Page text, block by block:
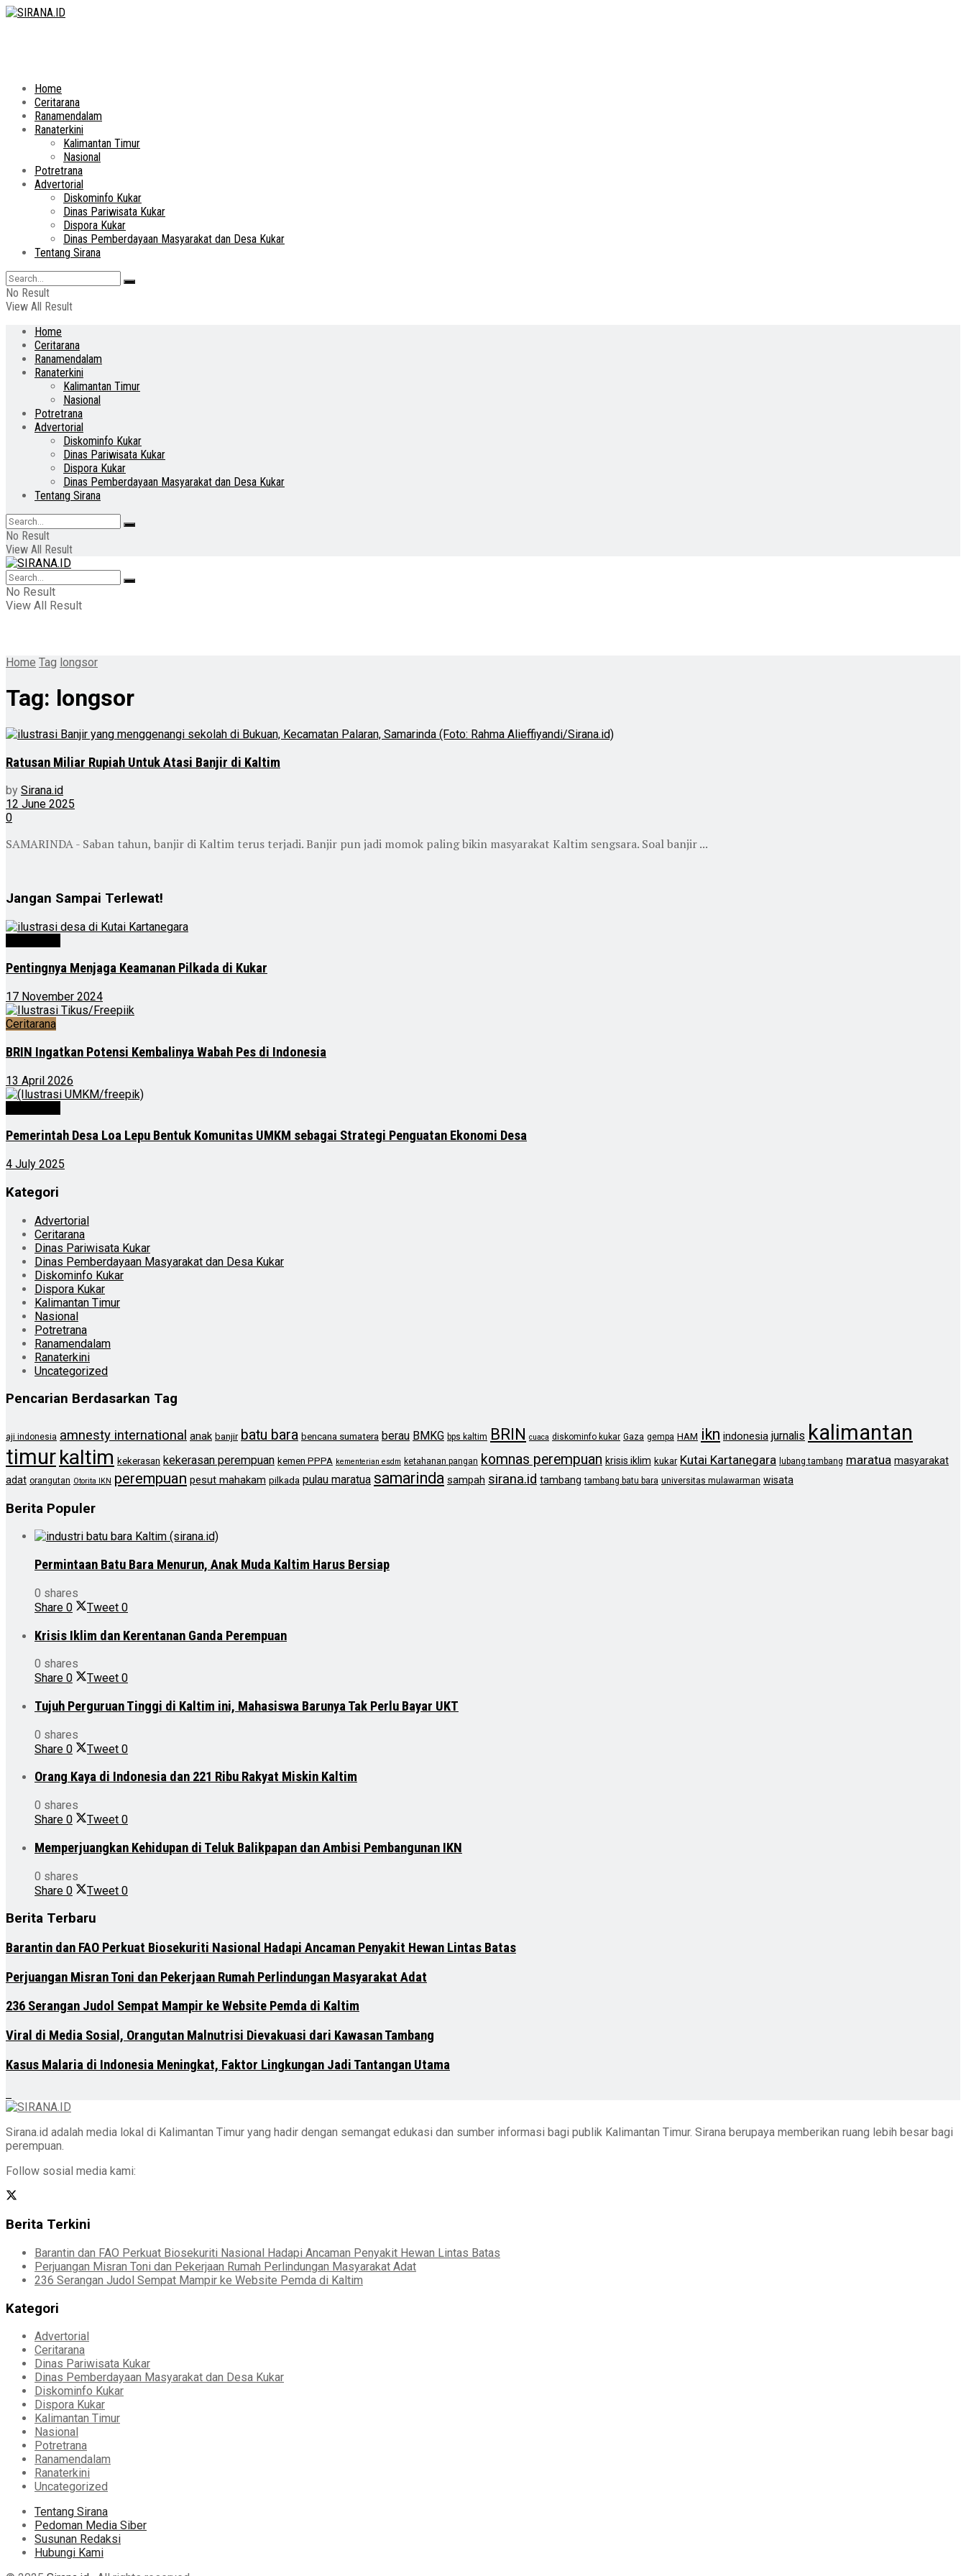
Home
Ceritarana
Ranamendalam
Ranaterkini
Kalimantan Timur
Nasional
Potretrana
Advertorial
Diskominfo Kukar
Dinas Pariwisata Kukar
Dispora Kukar
Dinas Pemberdayaan Masyarakat dan Desa Kukar
Tentang Sirana
No Result
View All Result
Home
Ceritarana
Ranamendalam
Ranaterkini
Kalimantan Timur
Nasional
Potretrana
Advertorial
Diskominfo Kukar
Dinas Pariwisata Kukar
Dispora Kukar
Dinas Pemberdayaan Masyarakat dan Desa Kukar
Tentang Sirana
No Result
View All Result
No Result
View All Result
Home Tag longsor
Tag: longsor
Ratusan Miliar Rupiah Untuk Atasi Banjir di Kaltim
by Sirana.id
12 June 2025
0
SAMARINDA - Saban tahun, banjir di Kaltim terus terjadi. Banjir pun jadi momok paling bikin masyarakat Kaltim sengsara. Soal banjir ...
Jangan Sampai Terlewat!
Pentingnya Menjaga Keamanan Pilkada di Kukar
17 November 2024
Ceritarana
BRIN Ingatkan Potensi Kembalinya Wabah Pes di Indonesia
13 April 2026
Pemerintah Desa Loa Lepu Bentuk Komunitas UMKM sebagai Strategi Penguatan Ekonomi Desa
4 July 2025
Kategori
Advertorial
Ceritarana
Dinas Pariwisata Kukar
Dinas Pemberdayaan Masyarakat dan Desa Kukar
Diskominfo Kukar
Dispora Kukar
Kalimantan Timur
Nasional
Potretrana
Ranamendalam
Ranaterkini
Uncategorized
Pencarian Berdasarkan Tag
aji indonesia amnesty international anak banjir batu bara bencana sumatera berau BMKG bps kaltim BRIN cuaca diskominfo kukar Gaza gempa HAM ikn indonesia jurnalis kalimantan
timurkaltim kekerasan kekerasan perempuan kemen PPPA kementerian esdm ketahanan pangan komnas perempuan krisis iklim kukar Kutai Kartanegara lubang tambang maratua masyarakat
adat orangutan Otorita IKN perempuan pesut mahakam pilkada pulau maratua samarinda sampah sirana.id tambang tambang batu bara universitas mulawarman wisata
Berita Populer
Permintaan Batu Bara Menurun, Anak Muda Kaltim Harus Bersiap
0 shares
Share 0 Tweet 0
Krisis Iklim dan Kerentanan Ganda Perempuan
0 shares
Share 0 Tweet 0
Tujuh Perguruan Tinggi di Kaltim ini, Mahasiswa Barunya Tak Perlu Bayar UKT
0 shares
Share 0 Tweet 0
Orang Kaya di Indonesia dan 221 Ribu Rakyat Miskin Kaltim
0 shares
Share 0 Tweet 0
Memperjuangkan Kehidupan di Teluk Balikpapan dan Ambisi Pembangunan IKN
0 shares
Share 0 Tweet 0
Berita Terbaru
Barantin dan FAO Perkuat Biosekuriti Nasional Hadapi Ancaman Penyakit Hewan Lintas Batas
Perjuangan Misran Toni dan Pekerjaan Rumah Perlindungan Masyarakat Adat
236 Serangan Judol Sempat Mampir ke Website Pemda di Kaltim
Viral di Media Sosial, Orangutan Malnutrisi Dievakuasi dari Kawasan Tambang
Kasus Malaria di Indonesia Meningkat, Faktor Lingkungan Jadi Tantangan Utama
Sirana.id adalah media lokal di Kalimantan Timur yang hadir dengan semangat edukasi dan sumber informasi bagi publik Kalimantan Timur. Sirana berupaya memberikan ruang lebih besar bagi
perempuan.
Follow sosial media kami:
Berita Terkini
Barantin dan FAO Perkuat Biosekuriti Nasional Hadapi Ancaman Penyakit Hewan Lintas Batas
Perjuangan Misran Toni dan Pekerjaan Rumah Perlindungan Masyarakat Adat
236 Serangan Judol Sempat Mampir ke Website Pemda di Kaltim
Kategori
Advertorial
Ceritarana
Dinas Pariwisata Kukar
Dinas Pemberdayaan Masyarakat dan Desa Kukar
Diskominfo Kukar
Dispora Kukar
Kalimantan Timur
Nasional
Potretrana
Ranamendalam
Ranaterkini
Uncategorized
Tentang Sirana
Pedoman Media Siber
Susunan Redaksi
Hubungi Kami